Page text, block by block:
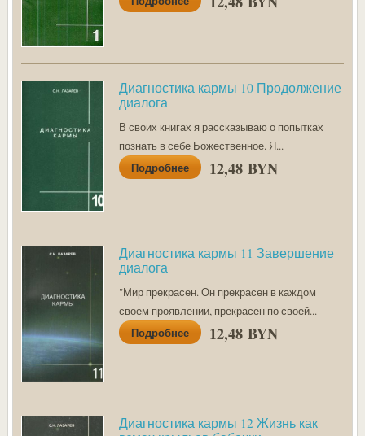
Диагностика кармы 10 Продолжение
диалога
В своих книгах я рассказываю о попытках
познать в себе Божественное. Я...
Подробнее 12,48 BYN
Диагностика кармы 11 Завершение
диалога
"Мир прекрасен. Он прекрасен в каждом
своем проявлении, прекрасен по своей...
Подробнее 12,48 BYN
Диагностика кармы 12 Жизнь как